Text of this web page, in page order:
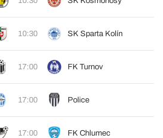
10:30 SK Sparta Kolín
17:00 FK Turnov
17:00 Police
17:00 FK Chlumec